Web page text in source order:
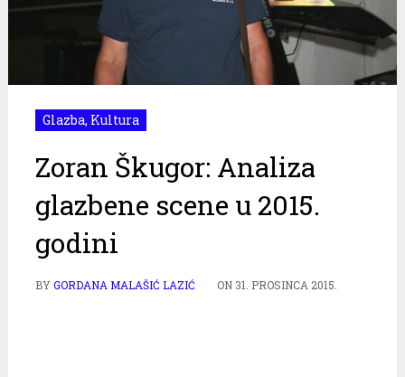
Glazba, Kultura
Zoran Škugor: Analiza
glazbene scene u 2015.
godini
BYGORDANA MALAŠIĆ LAZIĆ ON 31. PROSINCA 2015.